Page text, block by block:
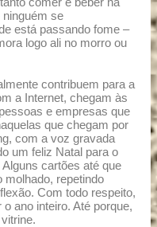
ninguém se
está passando fome –
logo ali no morro ou
contribuem para a
a Internet, chegam às
e empresas que
que chegam por
com a voz gravada
um feliz Natal para o
cartões até que
molhado, repetindo
Com todo respeito,
ano inteiro. Até porque,